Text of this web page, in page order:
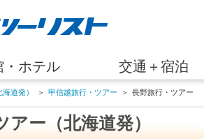
・ホテル 交通＋宿泊
道発） ＞ 甲信越旅行・ツアー ＞ 長野旅行・ツアー
アー（北海道発）